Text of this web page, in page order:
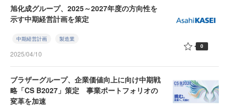
旭化成グループ、2025～2027年度の方向性を
示す中期経営計画を策定
中期経営計画 製造業
2025/04/10
0
ブラザーグループ、企業価値向上に向け中期戦
略「CS B2027」策定 事業ポートフォリオの
変革を加速